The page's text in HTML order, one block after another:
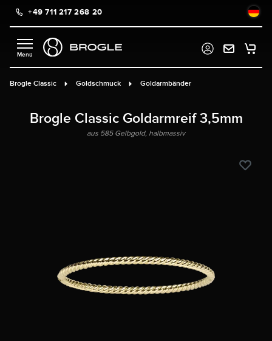
springen
+49 711 217 268 20
Brogle Classic Goldschmuck Goldarmbänder
Brogle Classic Goldarmreif 3,5mm
aus 585 Gelbgold, halbmassiv